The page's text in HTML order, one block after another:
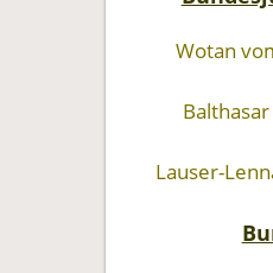
Wotan
Lauser-